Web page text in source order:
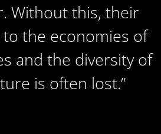
Without this, their
the economies of
and the diversity of
is often lost.”